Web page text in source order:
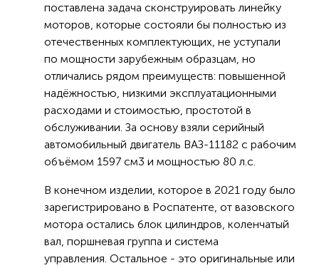
поставлена задача сконструировать линейку
моторов, которые состояли бы полностью из
отечественных комплектующих, не уступали
по мощности зарубежным образцам, но
отличались рядом преимуществ: повышенной
надёжностью, низкими эксплуатационными
расходами и стоимостью, простотой в
обслуживании. За основу взяли серийный
автомобильный двигатель ВАЗ-11182 с рабочим
объёмом 1597 см3 и мощностью 80 л.с.
В конечном изделии, которое в 2021 году было
зарегистрировано в Роспатенте, от вазовского
мотора остались блок цилиндров, коленчатый
вал, поршневая группа и система
управления. Остальное - это оригинальные или